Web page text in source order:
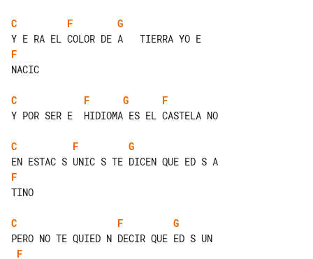
C F
G
F
NACIC
C F G
F
Y POR SER E  HIDIOMA ES EL CASTELA NO
C F
G
F
TINO
C F
G
F